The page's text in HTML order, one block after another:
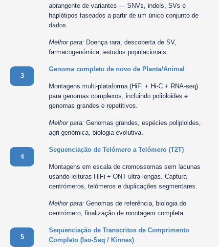
abrangente de variantes — SNVs, indels, SVs e
haplótipos faseados a partir de um único conjunto de
dados.
Melhor para: Doença rara, descoberta de SV,
farmacogenómica, estudos populacionais.
3
Genoma completo de novo de Planta/Animal
Montagens multi-plataforma (HiFi + Hi-C + RNA-seq)
para genomas complexos, incluindo poliploides e
genomas grandes e repetitivos.
Melhor para: Genomas grandes, espécies poliploides,
agri-genómica, biologia evolutiva.
4
Sequenciação de Telómero a Telómero (T2T)
Montagens em escala de cromossomas sem lacunas
usando leituras HiFi + ONT ultra-longas. Captura
centrómeros, telómeros e duplicações segmentares.
Melhor para: Genomas de referência, biologia do
centrómero, finalização de montagem completa.
5
Sequenciação de Transcritos de Comprimento
Completo (Iso-Seq / Kinnex)